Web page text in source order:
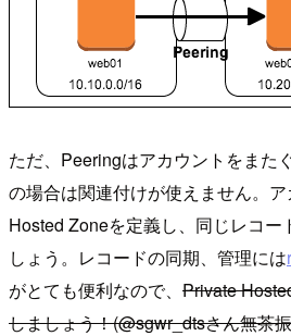
ただ、Peeringはアカウントをまた
の場合は関連付けが使えません。
Hosted Zoneを定義し、同じレコー
しょう。レコードの同期、管理には
がとても便利なので、 Private
しましょう！(@sgwr_dtsさん無茶